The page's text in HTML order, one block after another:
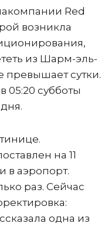
Red
возникла
из Шарм-эль-
сутки.
05:20 субботы
на 11
в аэропорт.
раз. Сейчас
одна из